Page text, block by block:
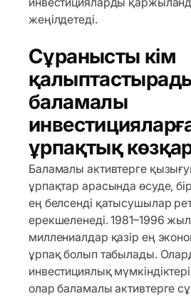
жеңілдетеді.
Сұранысты кім
баламалы
ұрпақтық
Баламалы активтерге
ұрпақтар арасында өсуде,
ең белсенді қатысушылар
ерекшеленеді. 1981–1996
миллениалдар қазір ең
ұрпақ болып табылады.
инвестициялық
олар баламалы активтерге